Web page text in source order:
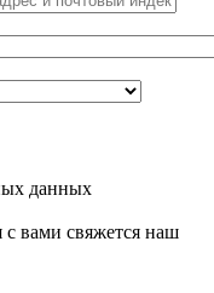
данных
вами свяжется наш